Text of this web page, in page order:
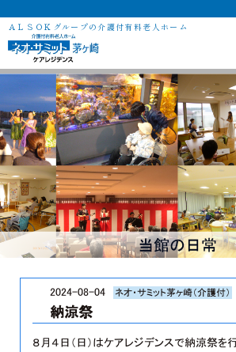
ＡＬＳＯＫグループの介護付有料老人ホーム
当館の日常
2024-08-04 ネオ・サミット茅ヶ崎（介護付）
納涼祭
８月４日（日）はケアレジデンスで納涼祭を